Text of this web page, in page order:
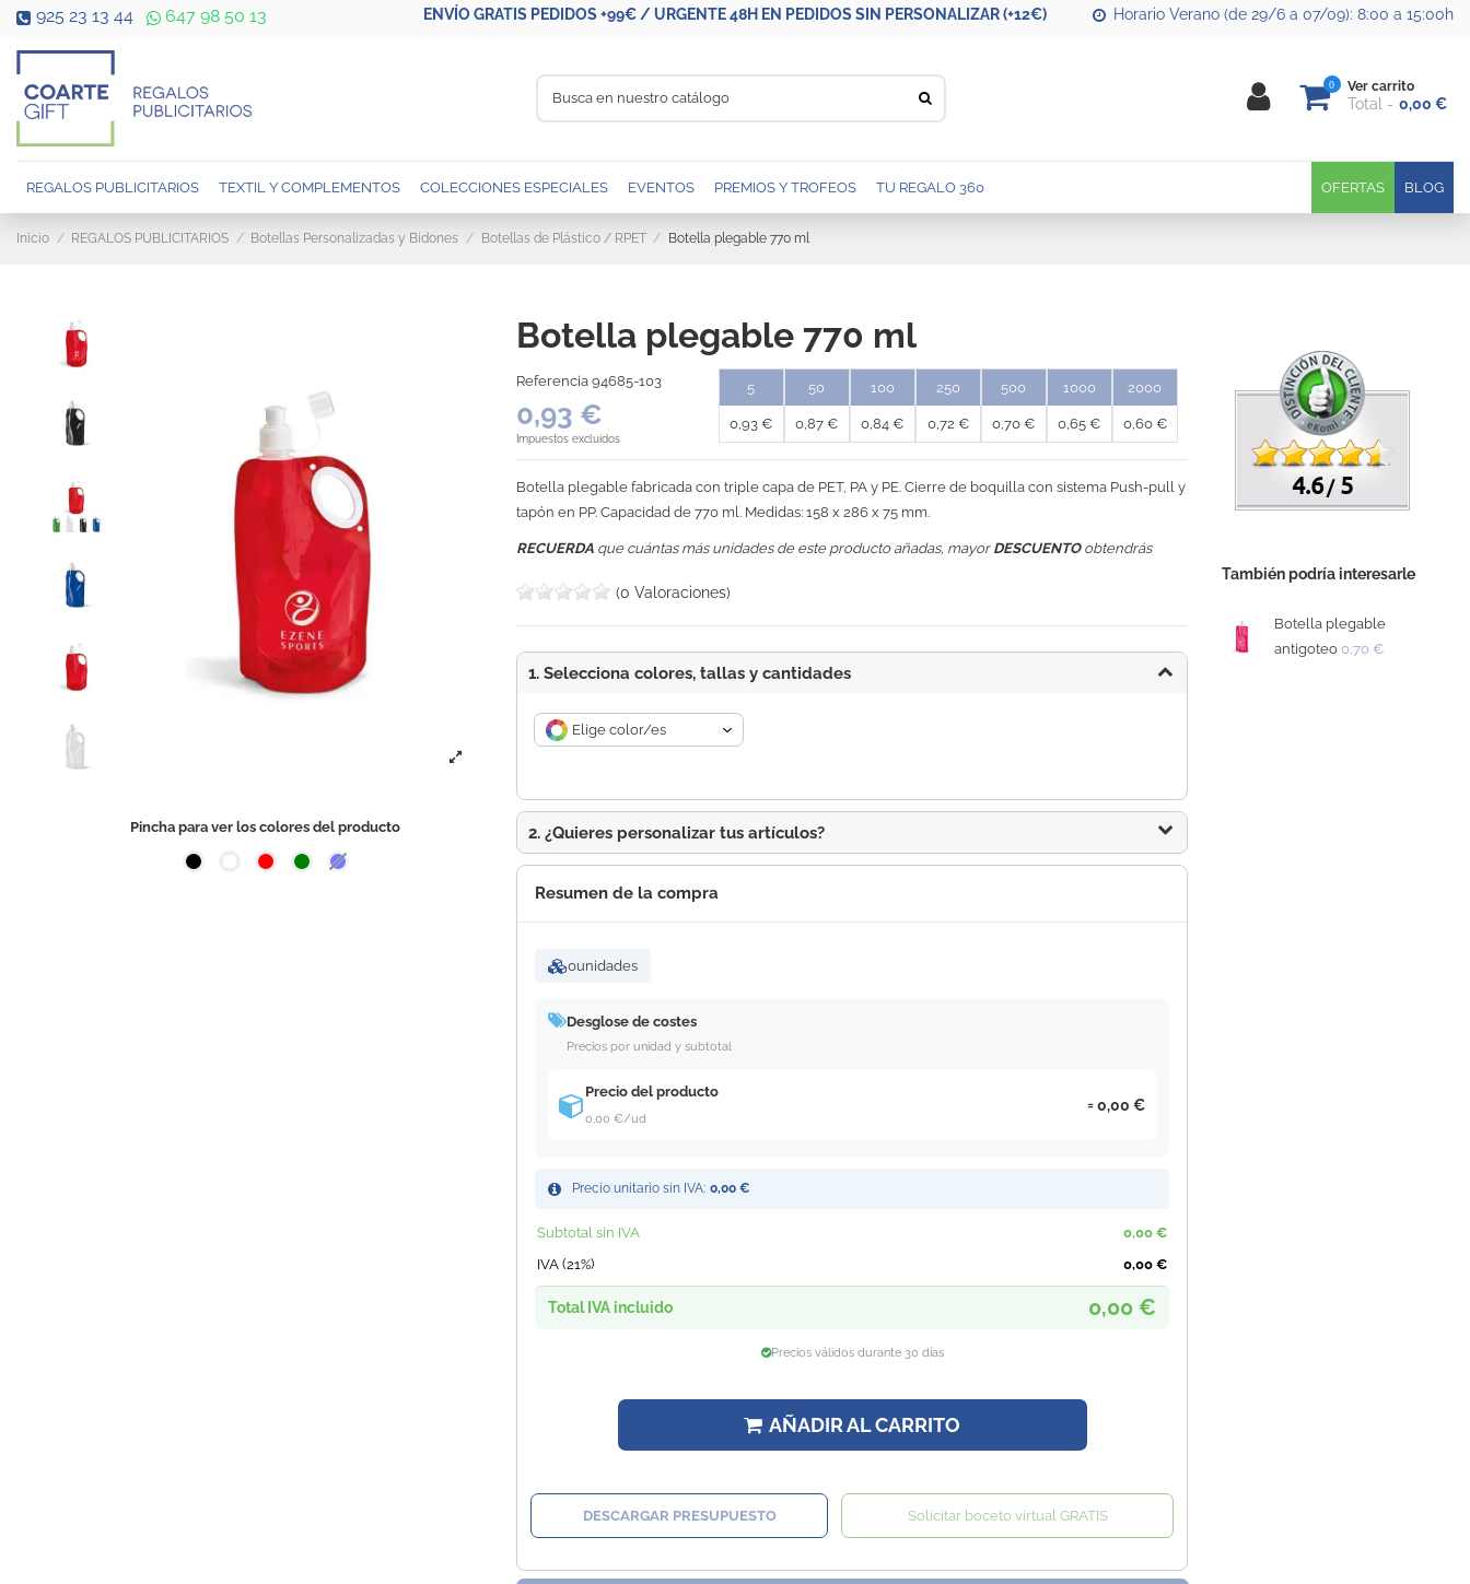
925 23 13 44 647 98 50 13 ENVÍO GRATIS PEDIDOS +99€ / URGENTE 48H EN PEDIDOS SIN PERSONALIZAR (+12€) Horario Verano (de 29/6 a 07/09): 8:00 a 15:00h
0 Ver carrito
Total 0,00 €
REGALOS PUBLICITARIOS TEXTIL Y COMPLEMENTOS COLECCIONES ESPECIALES EVENTOS PREMIOS Y TROFEOS BLOG
TU REGALO 360 OFERTAS
Inicio REGALOS PUBLICITARIOS Botellas Personalizadas y Bidones Botellas de Plástico / RPET Botella plegable 770 ml
Pincha para ver los colores del producto
Botella plegable 770 ml
Referencia 94685-103
0,93 €
Impuestos excluidos
5
0,93 €
50
0,87 €
100
0,84 €
250
0,72 €
500
0,70 €
1000
0,65 €
2000
0,60 €
Botella plegable fabricada con triple capa de PET, PA y PE. Cierre de boquilla con sistema Push-pull y
tapón en PP. Capacidad de 770 ml. Medidas: 158 x 286 x 75 mm.
RECUERDA que cuántas más unidades de este producto añadas, mayor DESCUENTOobtendrás
(0 Valoraciones)
1. Selecciona colores, tallas y cantidades
Elige color/es
2. ¿Quieres personalizar tus artículos?
Resumen de la compra
0unidades
Desglose de costes
Precios por unidad y subtotal
Precio del producto
0,00 €/ud
0,00 €
Precio unitario sin IVA: 0,00 €
Subtotal sin IVA
0,00 €
IVA (21%)
0,00 €
Total IVA incluido 0,00 €
Precios válidos durante 30 días
AÑADIR AL CARRITO
DESCARGAR PRESUPUESTO Solicitar boceto virtual GRATIS
4.6 /5
También podría interesarle
Botella plegable
antigoteo 0,70 €